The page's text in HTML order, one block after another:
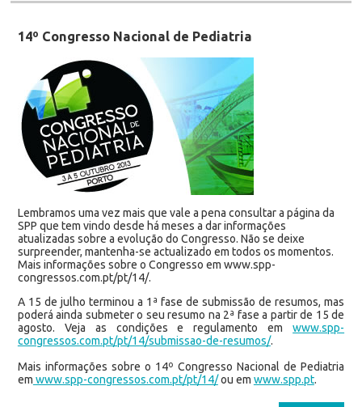
14º Congresso Nacional de Pediatria
Lembramos uma vez mais que vale a pena consultar a página da
SPP que tem vindo desde há meses a dar informações
atualizadas sobre a evolução do Congresso. Não se deixe
surpreender, mantenha-se actualizado em todos os momentos.
Mais informações sobre o Congresso em www.spp-
congressos.com.pt/pt/14/.
A 15 de julho terminou a 1ª fase de submissão de resumos, mas
poderá ainda submeter o seu resumo na 2ª fase a partir de 15 de
agosto. Veja as condições e regulamento emwww.spp-
congressos.com.pt/pt/14/submissao-de-resumos/.
Mais informações sobre o 14º Congresso Nacional de Pediatria
em www.spp-congressos.com.pt/pt/14/ou em www.spp.pt.